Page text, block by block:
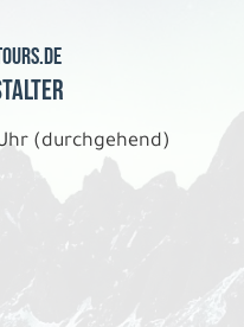
(durchgehend)